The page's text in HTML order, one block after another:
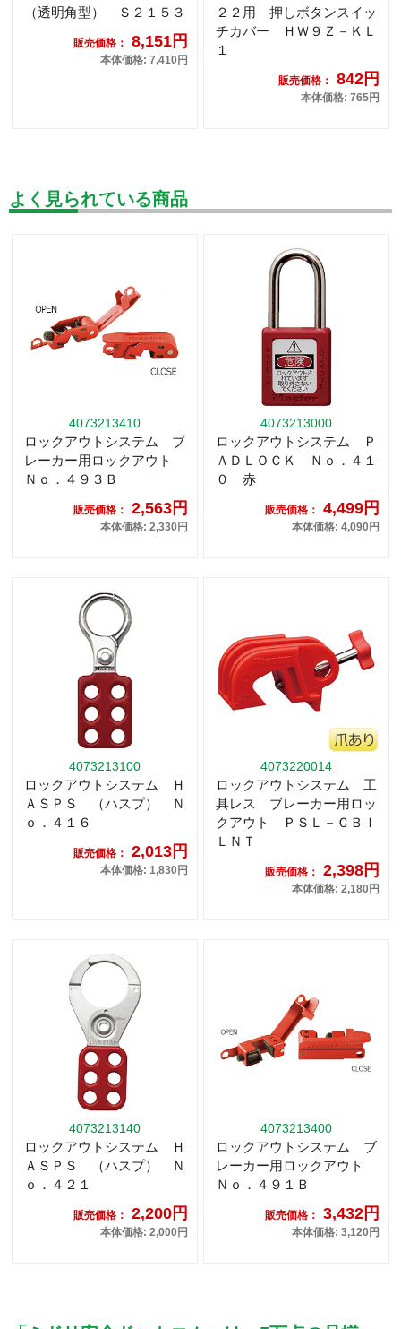
（透明角型） Ｓ２１５３
販売価格： 8,151円
本体価格: 7,410円
２２用 押しボタンスイッ
チカバー ＨＷ９Ｚ－ＫＬ
１
販売価格： 842円
本体価格: 765円
よく見られている商品
4073213410
ロックアウトシステム ブ
レーカー用ロックアウト
Ｎｏ．４９３Ｂ
販売価格： 2,563円
本体価格: 2,330円
4073213000
ロックアウトシステム Ｐ
ＡＤＬＯＣＫ Ｎｏ．４１
０ 赤
販売価格： 4,499円
本体価格: 4,090円
4073213100
ロックアウトシステム Ｈ
ＡＳＰＳ （ハスプ） Ｎ
ｏ．４１６
販売価格： 2,013円
本体価格: 1,830円
4073220014
ロックアウトシステム 工
具レス ブレーカー用ロッ
クアウト ＰＳＬ－ＣＢＩ
ＬＮＴ
販売価格： 2,398円
本体価格: 2,180円
4073213140
ロックアウトシステム Ｈ
ＡＳＰＳ （ハスプ） Ｎ
ｏ．４２１
販売価格： 2,200円
本体価格: 2,000円
4073213400
ロックアウトシステム ブ
レーカー用ロックアウト
Ｎｏ．４９１Ｂ
販売価格： 3,432円
本体価格: 3,120円